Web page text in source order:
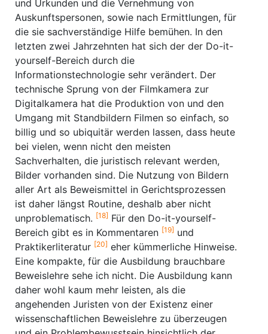
und Urkunden und die Vernehmung von
Auskunftspersonen, sowie nach Ermittlungen, für
die sie sachverständige Hilfe bemühen. In den
letzten zwei Jahrzehnten hat sich der der Do-it-
yourself-Bereich durch die
Informationstechnologie sehr verändert. Der
technische Sprung von der Filmkamera zur
Digitalkamera hat die Produktion von und den
Umgang mit Standbildern Filmen so einfach, so
billig und so ubiquitär werden lassen, dass heute
bei vielen, wenn nicht den meisten
Sachverhalten, die juristisch relevant werden,
Bilder vorhanden sind. Die Nutzung von Bildern
aller Art als Beweismittel in Gerichtsprozessen
ist daher längst Routine, deshalb aber nicht
unproblematisch. [18] Für den Do-it-yourself-
Bereich gibt es in Kommentaren [19] und
Praktikerliteratur [20] eher kümmerliche Hinweise.
Eine kompakte, für die Ausbildung brauchbare
Beweislehre sehe ich nicht. Die Ausbildung kann
daher wohl kaum mehr leisten, als die
angehenden Juristen von der Existenz einer
wissenschaftlichen Beweislehre zu überzeugen